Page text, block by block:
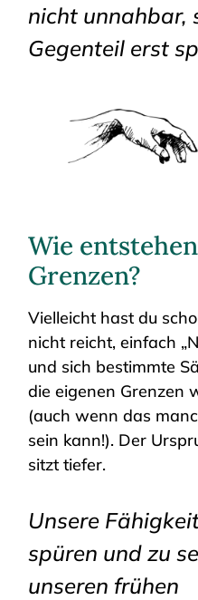
nicht unnahbar,
Gegenteil erst
Wie
Grenzen?
Vielleicht hast du
nicht reicht, einfach
und sich bestimmte
die eigenen Grenzen
(auch wenn das
sein kann!). Der
sitzt tiefer.
Unsere
spüren und zu
unseren frühen